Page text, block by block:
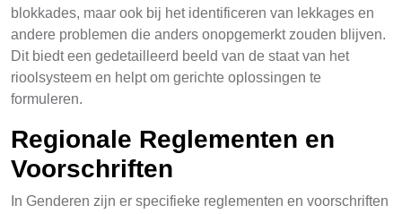
blokkades, maar ook bij het identificeren van lekkages en
andere problemen die anders onopgemerkt zouden blijven.
Dit biedt een gedetailleerd beeld van de staat van het
rioolsysteem en helpt om gerichte oplossingen te
formuleren.
Regionale Reglementen en
Voorschriften
In Genderen zijn er specifieke reglementen en voorschriften